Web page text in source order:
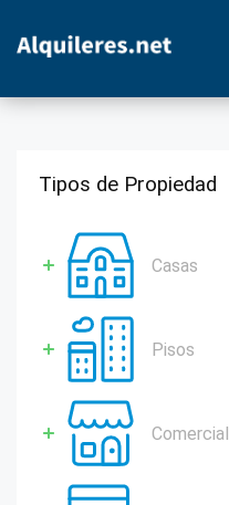
Tipos de Propiedad
Casas
Pisos
Comercial